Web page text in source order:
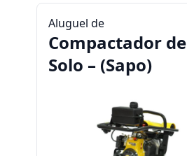
Aluguel de
Compactador de
Solo – (Sapo)